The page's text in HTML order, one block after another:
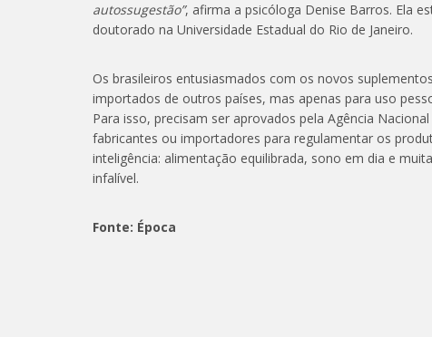
autossugestão”, afirma a psicóloga Denise Barros. Ela
doutorado na Universidade Estadual do Rio de Janeiro.
Os brasileiros entusiasmados com os novos
importados de outros países, mas apenas para uso
Para isso, precisam ser aprovados pela Agência
fabricantes ou importadores para regulamentar os
inteligência: alimentação equilibrada, sono em dia e
infalível.
Fonte: Época